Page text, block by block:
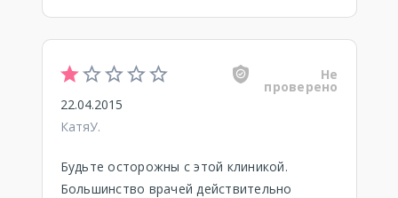
Не
проверено
22.04.2015
КатяУ.
Будьте осторожны с этой клиникой.
Большинство врачей действительно